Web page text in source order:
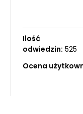
Ilość
odwiedzin: 525
Ocena